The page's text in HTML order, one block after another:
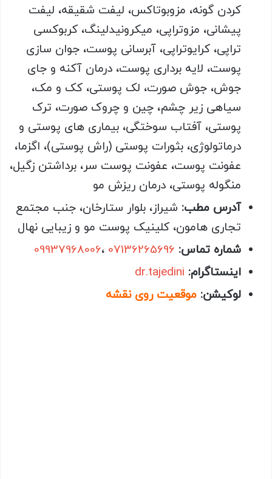
کردن گونه، مزوبوتاکس، لیفت شقیقه، لیفت
پیشانی، مزوتراپی، میکرونیدلینگ، کربوکسی
تراپی، کرایوتراپی، آبرسانی پوست، جوان سازی
پوست، لایه برداری پوست، درمان آکنه و جای
جوش، جوش صورت، لک پوستی، کک و مک،
سیاهی زیر چشم، چین و چروک صورت، ترک
پوستی، آفتاب سوختگی، بیماری های پوستی و
درماتولوژی، بثورات پوستی (راش پوستی)، اگزما،
عفونت پوست، عفونت پوست سر، برداشتن زگیل،
منگوله پوستی، درمان ریزش مو
آدرس مطب: شیراز، بلوار ستارخان، جنب مجتمع
تجاری هامون، کلینیک پوست مو و زیبایی نهال
شماره تماس:
،09937968006
اینستاگرام: dr.tajedini
لوکیشن: موقعیت روی نقشه